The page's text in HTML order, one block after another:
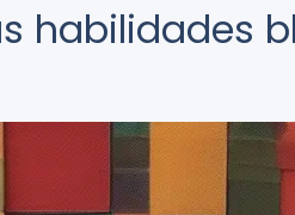
habilidades